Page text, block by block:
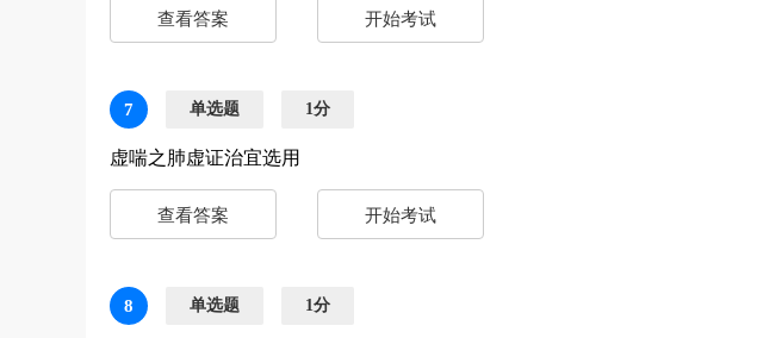
查看答案 开始考试
7 单选题 1分
虚喘之肺虚证治宜选用
查看答案 开始考试
8 单选题 1分